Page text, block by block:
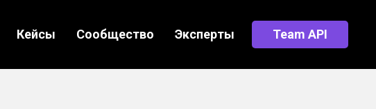
Кейсы Сообщество Эксперты Team API